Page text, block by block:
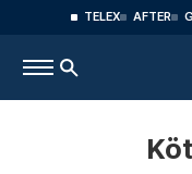
TELEX AFTER